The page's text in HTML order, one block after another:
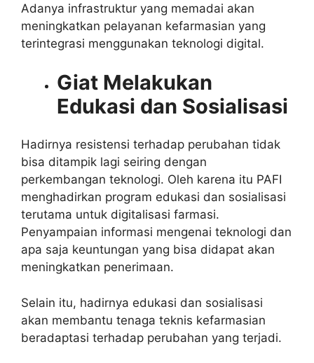
Adanya infrastruktur yang memadai akan
meningkatkan pelayanan kefarmasian yang
terintegrasi menggunakan teknologi digital.
Giat Melakukan
Edukasi dan Sosialisasi
Hadirnya resistensi terhadap perubahan tidak
bisa ditampik lagi seiring dengan
perkembangan teknologi. Oleh karena itu PAFI
menghadirkan program edukasi dan sosialisasi
terutama untuk digitalisasi farmasi.
Penyampaian informasi mengenai teknologi dan
apa saja keuntungan yang bisa didapat akan
meningkatkan penerimaan.
Selain itu, hadirnya edukasi dan sosialisasi
akan membantu tenaga teknis kefarmasian
beradaptasi terhadap perubahan yang terjadi.